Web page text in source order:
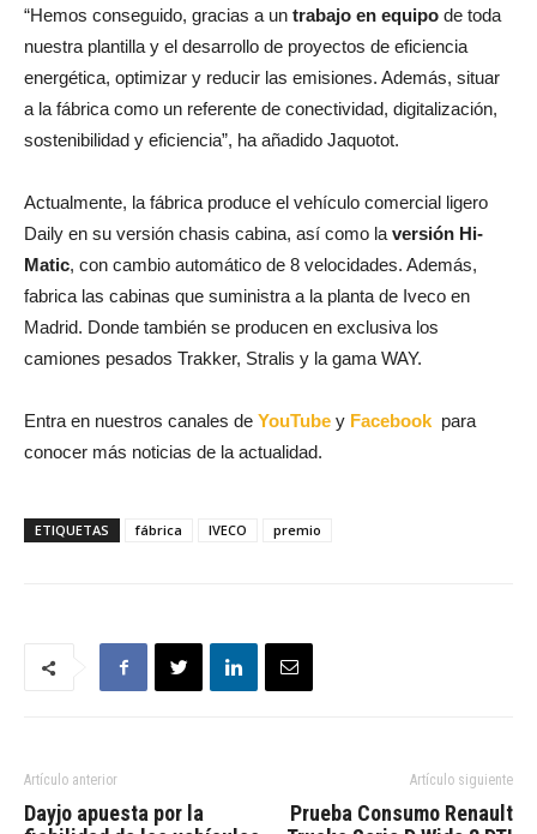
“Hemos conseguido, gracias a un trabajo en equipo de toda
nuestra plantilla y el desarrollo de proyectos de eficiencia
energética, optimizar y reducir las emisiones. Además, situar
a la fábrica como un referente de conectividad, digitalización,
sostenibilidad y eficiencia”, ha añadido Jaquotot.
Actualmente, la fábrica produce el vehículo comercial ligero
Daily en su versión chasis cabina, así como la versión Hi-
Matic, con cambio automático de 8 velocidades. Además,
fabrica las cabinas que suministra a la planta de Iveco en
Madrid. Donde también se producen en exclusiva los
camiones pesados Trakker, Stralis y la gama WAY.
Entra en nuestros canales de YouTube y Facebook para
conocer más noticias de la actualidad.
ETIQUETAS fábrica IVECO premio
Artículo anterior
Dayjo apuesta por la
Artículo siguiente
Prueba Consumo Renault